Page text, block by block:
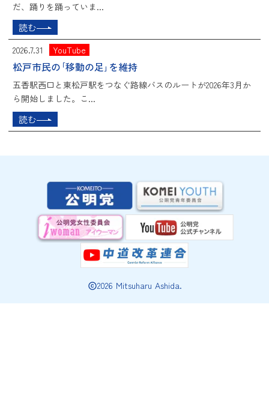
だ、踊りを踊っていま...
読む
2026.7.31 YouTube
松戸市民の｢移動の足｣を維持
五香駅西口と東松戸駅をつなぐ路線バスのルートが2026年3月か
ら開始しました。こ...
読む
copyright2026 Mitsuharu Ashida.